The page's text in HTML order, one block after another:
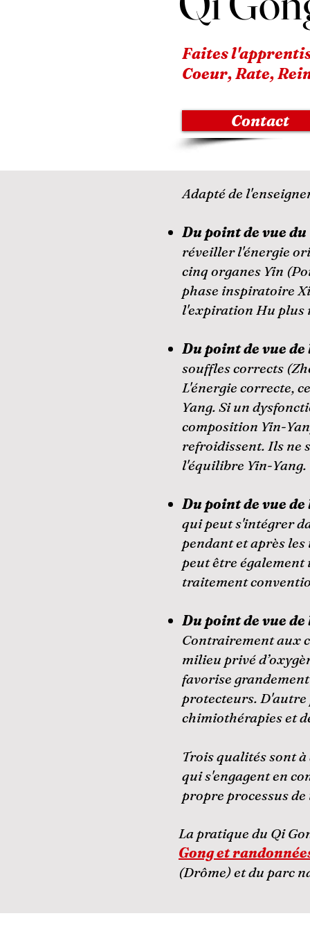
Faites
Coeur, Rate,
Contact
Adapté de
​​Du point de vue du
réveiller l'énergie
cinq organes Yin
phase inspiratoire
l'expiration Hu plus
Du point de vue
souffles corrects
L'énergie correcte,
Yang. Si un
composition Yin-
refroidissent. Ils ne
l'équilibre Yin-Yang.
​​Du point de vue
qui peut s'intégrer
pendant et après
peut être
traitement
Du point de vue
Contrairement aux
milieu privé
favorise
protecteurs.
chimiothérapies et
Trois qualités sont
qui s'engagent en
propre processus
La pratique du Qi
Gong et
(Drôme) et du parc